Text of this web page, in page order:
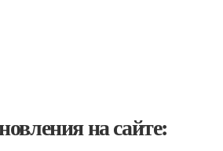
на сайте: